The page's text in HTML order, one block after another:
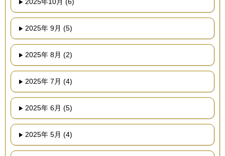
2025年 9月 (5)
2025年 8月 (2)
2025年 7月 (4)
2025年 6月 (5)
2025年 5月 (4)